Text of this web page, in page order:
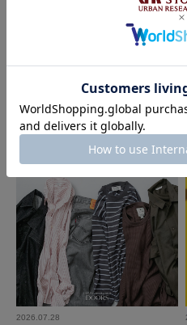
ベルト穴がないので、その時にちょう
サイズで締めることができます。
使いやすいと気に入っていました。
色：BLACK/ サイズ：FREE
ぱん太
年代:10代 男性
サイズ感:ちょうど良い
サイズが自在に調節出来るので 色ん
色も 合わせやすくて気に入っています
Refined,effortlessly yours. / men｜
2026.07.28